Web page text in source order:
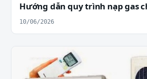
Hướng dẫn quy trình nạp gas
10/06/2026